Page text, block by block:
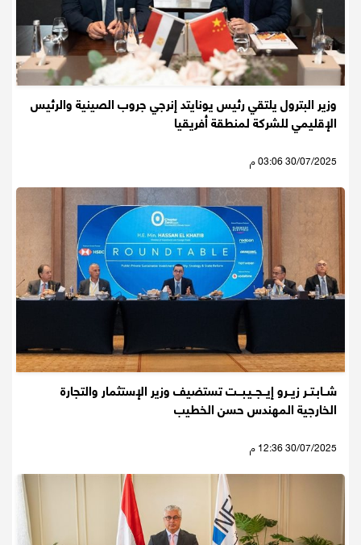
وزير البترول يلتقي رئيس يونايتد إنرجي جروب الصينية والرئيس
الإقليمي للشركة لمنطقة أفريقيا
30/07/2025 03:06 م
شــابـتــر زيــرو إيــجــيـبـــت تستضيف وزير الإستثمار والتجارة
الخارجية المهندس حسن الخطيب
30/07/2025 12:36 م